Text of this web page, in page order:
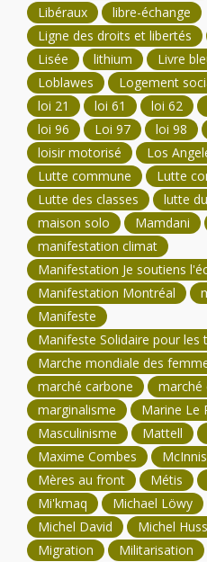
Libéraux
libre-échange
Ligne des droits et libertés
Lisée
lithium Livre
Loblawes
Logement
loi 21
loi 61 loi 62
loi 96
Loi 97 loi 98
loisir motorisé
Los
Lutte commune
Lutte
Lutte des classes
lutte
maison solo
Mamdani
manifestation climat
Manifestation Je soutiens
Manifestation Montréal
Manifeste
Manifeste Solidaire pour les
Marche mondiale des
marché carbone
marché
marginalisme
Marine Le
Masculinisme
Mattell
Maxime Combes
McInnis
Mères au front
Métis
Mi'kmaq
Michael Löwy
Michel David
Michel
Migration
Militarisation